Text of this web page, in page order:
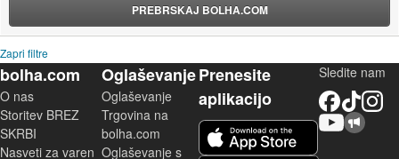
PREBRSKAJ BOLHA.COM
Zapri filtre
bolha.com
O nas
Storitev BREZ
SKRBI
Nasveti za varen
Oglaševanje
Oglaševanje
Trgovina na
bolha.com
Oglaševanje s
Prenesite
aplikacijo
Sledite nam